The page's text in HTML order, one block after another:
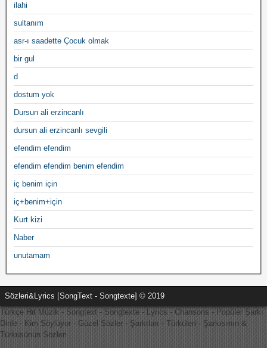
ilahi
sultanım
asr-ı saadette Çocuk olmak
bir gul
d
dostum yok
Dursun ali erzincanlı
dursun ali erzincanlı sevgili
efendim efendim
efendim efendim benim efendim
iç benim için
iç+benim+için
Kurt kizi
Naber
unutamam
Sözleri&Lyrics [SongText - Songtexte] © 2019
Türkçe Hit Müzik - Songtext - Songtexte - Lyrics - Chansons - Popüler Şarkı
Dinle - Kim Söylüyor - Güzel Sözler - Şarkıları - Türküleri - Şarkısının &
Türküsünün Sözleri